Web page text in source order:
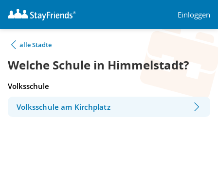
Einloggen
alle Städte
Welche Schule in Himmelstadt?
Volksschule
Volksschule am Kirchplatz